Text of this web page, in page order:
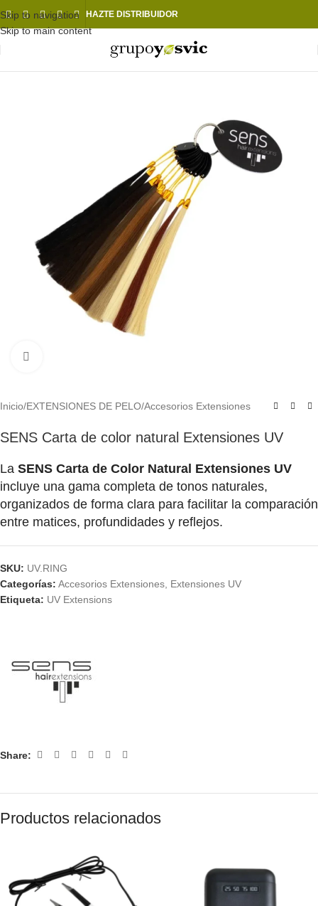
Skip to navigation
Skip to main content
HAZTE DISTRIBUIDOR
Inicio/EXTENSIONES DE PELO/Accesorios Extensiones
SENS Carta de color natural Extensiones UV
La SENS Carta de Color Natural Extensiones UV
incluye una gama completa de tonos naturales,
organizados de forma clara para facilitar la comparación
entre matices, profundidades y reflejos.
SKU: UV.RING
Categorías: Accesorios Extensiones Extensiones UV
Etiqueta: UV Extensions
Share:
Productos relacionados